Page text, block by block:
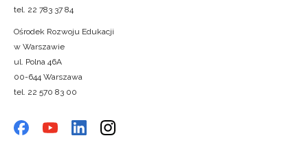
tel. 22 783 37 84
Ośrodek Rozwoju Edukacji
w Warszawie
ul. Polna 46A
00-644 Warszawa
tel. 22 570 83 00